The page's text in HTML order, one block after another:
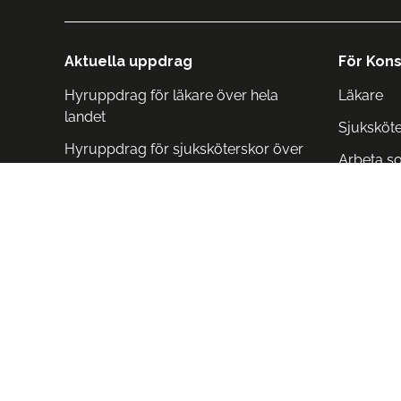
Aktuella uppdrag
Hyruppdrag för läkare över hela
landet
Hyruppdrag för sjuksköterskor över
För
Läkare
Arbeta